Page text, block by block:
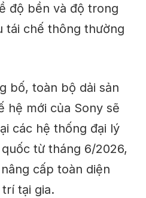
độ bền và độ trong
tái chế thông thường
bố, toàn bộ dải sản
hệ mới của Sony sẽ
các hệ thống đại lý
từ tháng 6/2026,
cấp toàn diện
tại gia.